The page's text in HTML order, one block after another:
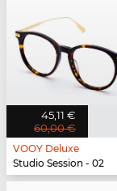
45,11 €
60,00 €
VOOY Deluxe
Studio Session - 02